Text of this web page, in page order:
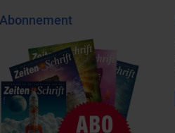
Abonnement